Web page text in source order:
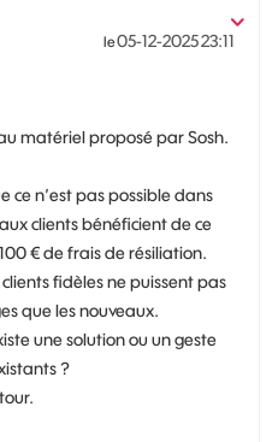
le‎05-12-202523:11
matériel proposé par Sosh.
ce n’est pas possible dans
clients bénéficient de ce
€ de frais de résiliation.
fidèles ne puissent pas
que les nouveaux.
une solution ou un geste
?